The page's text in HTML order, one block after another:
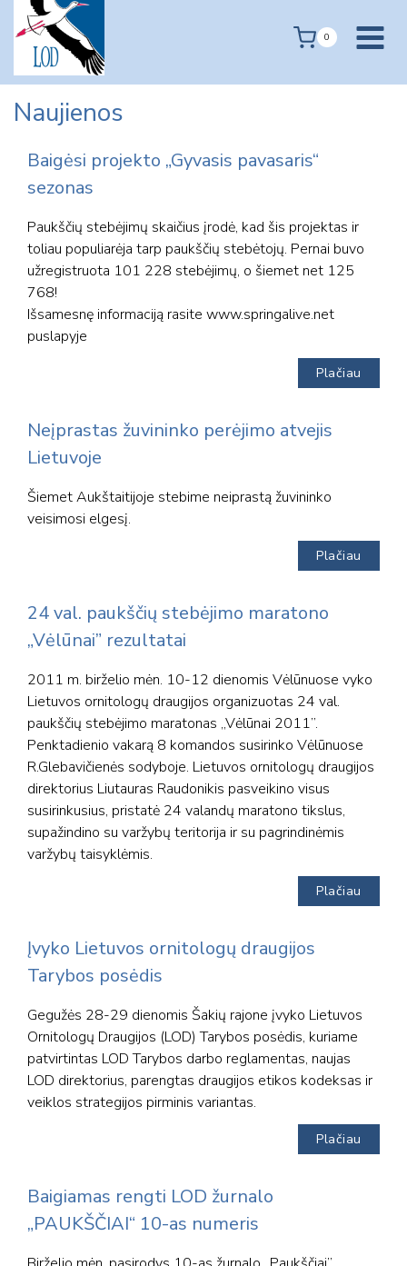
content
0
Naujienos
Baigėsi projekto „Gyvasis pavasaris“
sezonas
Paukščių stebėjimų skaičius įrodė, kad šis projektas ir
toliau populiarėja tarp paukščių stebėtojų. Pernai buvo
užregistruota 101 228 stebėjimų, o šiemet net 125
768!
Išsamesnę informaciją rasite www.springalive.net
puslapyje
Plačiau
Neįprastas žuvininko perėjimo atvejis
Lietuvoje
Šiemet Aukštaitijoje stebime neiprastą žuvininko
veisimosi elgesį.
Plačiau
24 val. paukščių stebėjimo maratono
„Vėlūnai” rezultatai
2011 m. birželio mėn. 10-12 dienomis Vėlūnuose vyko
Lietuvos ornitologų draugijos organizuotas 24 val.
paukščių stebėjimo maratonas „Vėlūnai 2011”.
Penktadienio vakarą 8 komandos susirinko Vėlūnuose
R.Glebavičienės sodyboje. Lietuvos ornitologų draugijos
direktorius Liutauras Raudonikis pasveikino visus
susirinkusius, pristatė 24 valandų maratono tikslus,
supažindino su varžybų teritorija ir su pagrindinėmis
varžybų taisyklėmis.
Plačiau
Įvyko Lietuvos ornitologų draugijos
Tarybos posėdis
Gegužės 28-29 dienomis Šakių rajone įvyko Lietuvos
Ornitologų Draugijos (LOD) Tarybos posėdis, kuriame
patvirtintas LOD Tarybos darbo reglamentas, naujas
LOD direktorius, parengtas draugijos etikos kodeksas ir
veiklos strategijos pirminis variantas.
Plačiau
Baigiamas rengti LOD žurnalo
„PAUKŠČIAI“ 10-as numeris